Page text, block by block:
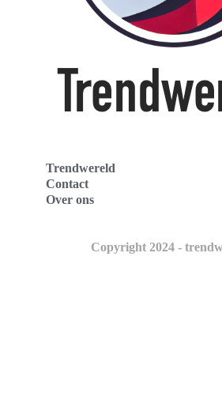
Trendwereld
Contact
Over ons
Copyright 2024 -